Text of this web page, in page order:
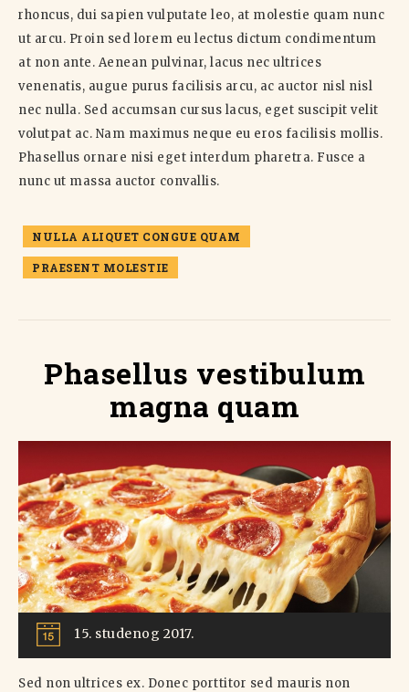
rhoncus, dui sapien vulputate leo, at molestie quam nunc
ut arcu. Proin sed lorem eu lectus dictum condimentum
at non ante. Aenean pulvinar, lacus nec ultrices
venenatis, augue purus facilisis arcu, ac auctor nisl nisl
nec nulla. Sed accumsan cursus lacus, eget suscipit velit
volutpat ac. Nam maximus neque eu eros facilisis mollis.
Phasellus ornare nisi eget interdum pharetra. Fusce a
nunc ut massa auctor convallis.
NULLA ALIQUET CONGUE QUAM
PRAESENT MOLESTIE
Phasellus vestibulum
magna quam
15. studenog 2017.
Sed non ultrices ex. Donec porttitor sed mauris non